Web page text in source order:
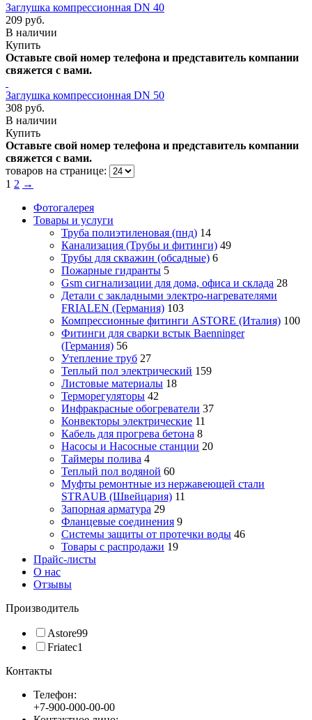
Заглушка компрессионная DN 40
209 руб.
В наличии
Купить
Оставьте свой номер телефона и представитель компании
свяжется с вами.
Заглушка компрессионная DN 50
308 руб.
В наличии
Купить
Оставьте свой номер телефона и представитель компании
свяжется с вами.
товаров на странице:
1 2 →
Фотогалерея
Товары и услуги
Труба полиэтиленовая (пнд) 14
Канализация (Трубы и фитинги) 49
Трубы для скважин (обсадные) 6
Пожарные гидранты 5
Gsm сигнализации для дома, офиса и склада 28
Детали с закладными электро-нагревателями
FRIALEN (Германия) 103
Компрессионные фитинги ASTORE (Италия) 100
Фитинги для сварки встык Baenninger
(Германия) 56
Утепление труб 27
Теплый пол электрический 159
Листовые материалы 18
Терморегуляторы 42
Инфракрасные обогреватели 37
Конвекторы электрические 11
Кабель для прогрева бетона 8
Насосы и Насосные станции 20
Таймеры полива 4
Теплый пол водяной 60
Муфты ремонтные из нержавеющей стали
STRAUB (Швейцария) 11
Запорная арматура 29
Фланцевые соединения 9
Системы защиты от протечки воды 46
Товары с распродажи 19
Прайс-листы
О нас
Отзывы
Производитель
Astore99
Friatec1
Контакты
Телефон:
+7-900-000-00-00